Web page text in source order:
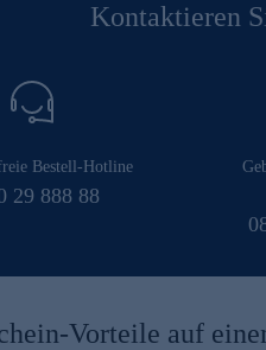
Kontaktieren
Bestell-Hotline
29 888 88
Vorteile auf